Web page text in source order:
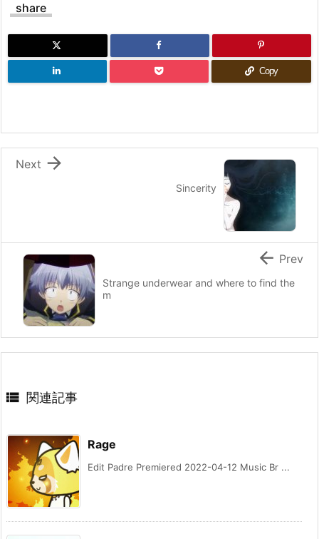
share
Copy
Sincerity

Next
Strange underwear and where to find the
m
 Prev
 関連記事
Rage
Edit Padre Premiered 2022-04-12 Music Br ...